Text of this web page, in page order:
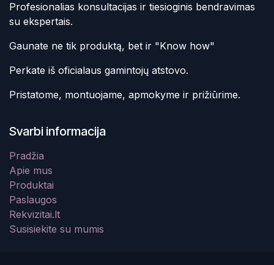
Profesionalias konsultacijas ir tiesioginis bendravimas
su ekspertais.
Gaunate ne tik produktą, bet ir "Know how"
Perkate iš oficialaus gamintojų atstovo.
Pristatome, montuojame, apmokyme ir prižiūrime.
Svarbi informacija
Pradžia
Apie mus
Produktai
Paslaugos
Rekvizitai.lt
Susisiekite su mumis